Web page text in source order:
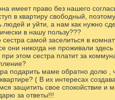
имеет право без нашего
в квартиру свободный,
людей и уйти, а нам как нужно
в нашу пользу???
самой заселиться в
они никогда не проживали
при этом сестра платит за
подарить маме обратно долю ,
( В их интересах
защитить свое спокойствие и
за ответы!!!